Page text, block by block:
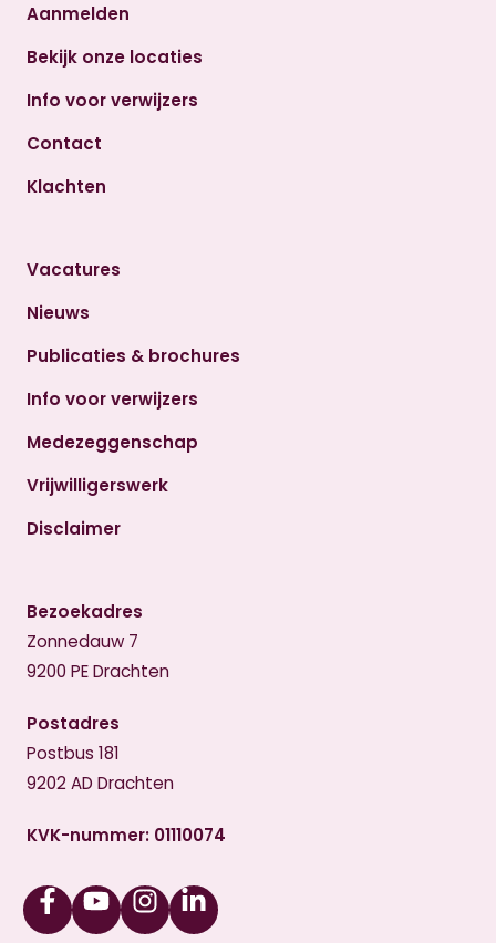
Aanmelden
Bekijk onze locaties
Info voor verwijzers
Contact
Klachten
Vacatures
Nieuws
Publicaties & brochures
Info voor verwijzers
Medezeggenschap
Vrijwilligerswerk
Disclaimer
Bezoekadres
Zonnedauw 7
9200 PE Drachten
Postadres
Postbus 181
9202 AD Drachten
KVK-nummer: 01110074
FacebookYoutubeInstagramLinkedin